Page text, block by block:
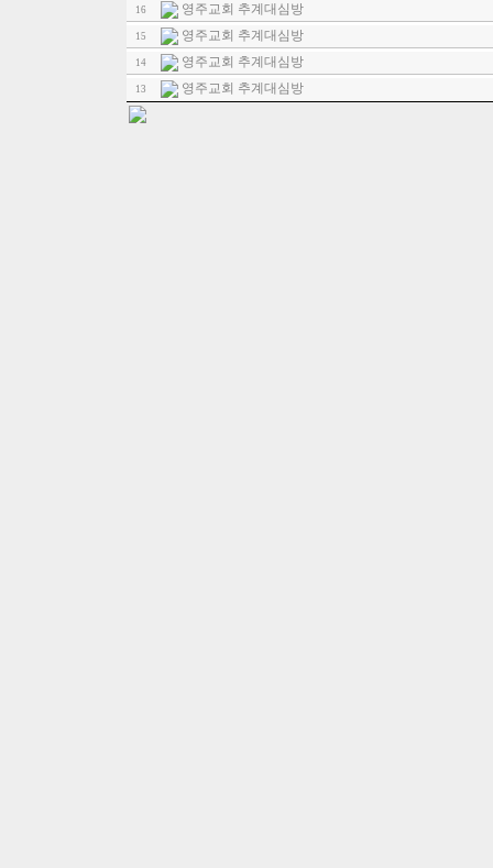
16 영주교회 추계대심방
15 영주교회 추계대심방
14 영주교회 추계대심방
13 영주교회 추계대심방